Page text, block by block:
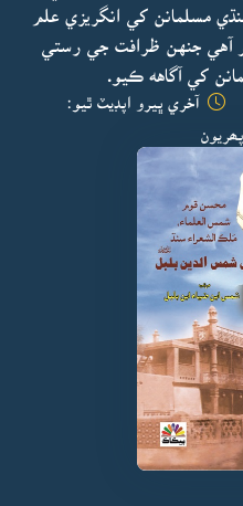
مسلمانن کي انگريزي علم
آهي جنهن ظرافت جي رستي
کي آگاهه ڪيو.
آخري ڀيرو اپڊيٽ ٿيو: